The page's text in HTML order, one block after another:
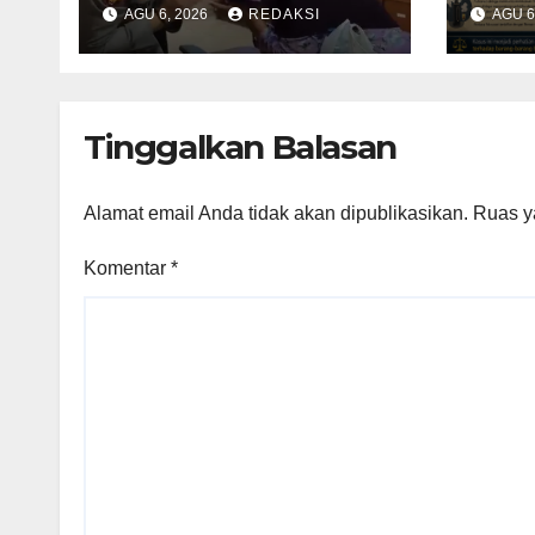
Bantuan dari Kabid
Propam Kombes
AGU 6, 2026 REDAKSI AGU
Tinggalkan Balasan
Alamat email Anda tidak akan dipublikasikan. Ruas
Komentar *